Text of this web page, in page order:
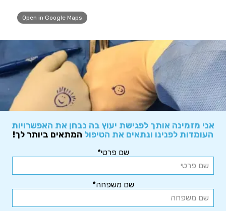
Open in Google Maps
אני מזמינה אותך לפגישת יעוץ בה נבחן את האפשרויות
העומדות לפנינו ונתאים את הטיפול המתאים ביותר לך!
שם פרטי*
שם משפחה*